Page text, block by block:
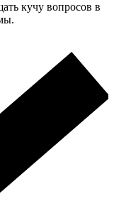
кучу вопросов в